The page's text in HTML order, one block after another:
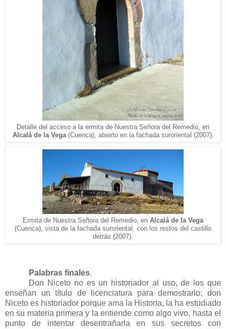
Detalle del acceso a la ermita de Nuestra Señora del Remedio, en
Alcalá de la Vega(Cuenca), abiertoen la fachada suroriental (2007).
Ermita de Nuestra Señora del Remedio, en Alcalá de la Vega
(Cuenca), vista de la fachada suroriental, con los restos del castillo
detrás (2007).
Palabras finales.
Don Niceto no es un historiador al uso, de los que
enseñan un título de licenciatura para demostrarlo; don
Niceto es historiador porque ama la Historia, la ha estudiado
en su materia primera y la entiende como algo vivo, hasta el
punto de intentar desentrañarla en sus secretos con